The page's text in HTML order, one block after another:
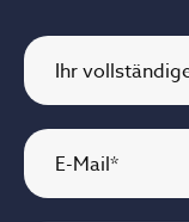
Ihr
E-Mail*